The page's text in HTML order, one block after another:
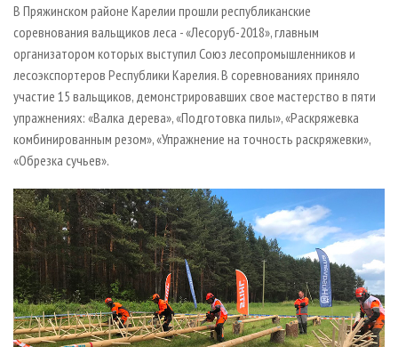
ДЕРЕВЯННОЕ ДОМОСТРОЕНИЕ
ПРОИЗВОДСТВО МЕБЕЛИ
БИОЭНЕРГЕТИКА
ЦБП
ИНСТРУМЕНТ И МАТЕРИАЛЫ
ОФИЦИАЛЬНЫЕ ДЕЛЕГАЦИИ
ПРИОРИТЕТНЫЕ ИНВЕСТПРОЕКТЫ
RUSSIAN FORESTRY REVIEW
ГАЗЕТА ЛЕСПРОМФОРУМ
БИБЛИОТЕКА СПЕЦИАЛИСТА
В Пряжинском районе Карелии прошли республиканские
соревнования вальщиков леса - «Лесоруб-2018», главным
организатором которых выступил Союз лесопромышленников и
лесоэкспортеров Республики Карелия. В соревнованиях приняло
участие 15 вальщиков, демонстрировавших свое мастерство в пяти
упражнениях: «Валка дерева», «Подготовка пилы», «Раскряжевка
комбинированным резом», «Упражнение на точность раскряжевки»,
«Обрезка сучьев».